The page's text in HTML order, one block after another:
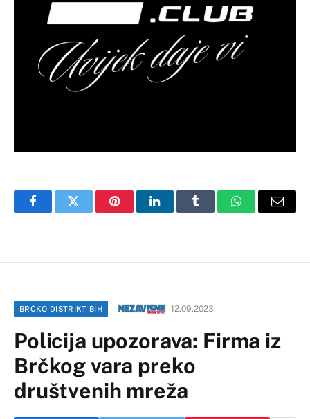
FacebookTwitter PinterestLinkedInTumblr WhatsAppEmail
BRČKO DISTRIKT BIH 12.09.2023
Policija upozorava: Firma iz
Brčkog vara preko
društvenih mreža